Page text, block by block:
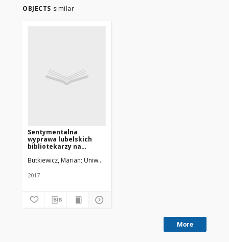
OBJECTS similar
Sentymentalna
wyprawa lubelskich
bibliotekarzy na
Butkiewicz, Marian Uniwersytet Medyczny w Łodzi
2017
More